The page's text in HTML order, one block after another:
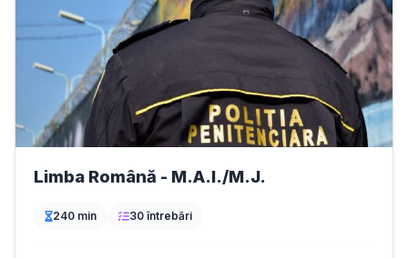
Limba Română - M.A.I./M.J.
240 min 30 întrebări